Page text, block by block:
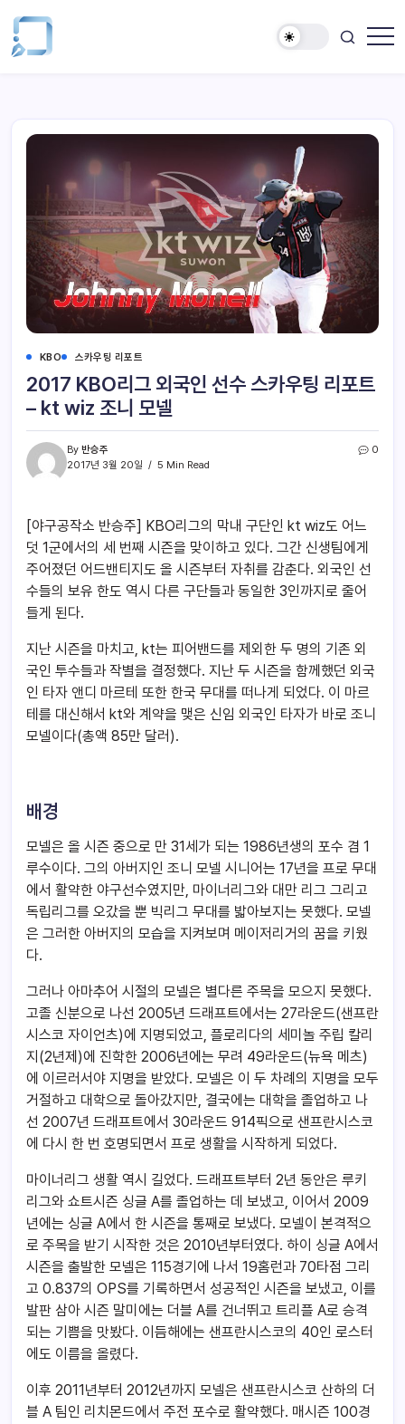
KBO 스카우팅 리포트
2017 KBO리그 외국인 선수 스카우팅 리포트
– kt wiz 조니 모넬
By 반승주
2017년 3월 20일
5 Min Read
0
[야구공작소 반승주] KBO리그의 막내 구단인 kt wiz도 어느
덧 1군에서의 세 번째 시즌을 맞이하고 있다. 그간 신생팀에게
주어졌던 어드밴티지도 올 시즌부터 자취를 감춘다. 외국인 선
수들의 보유 한도 역시 다른 구단들과 동일한 3인까지로 줄어
들게 된다.
지난 시즌을 마치고, kt는 피어밴드를 제외한 두 명의 기존 외
국인 투수들과 작별을 결정했다. 지난 두 시즌을 함께했던 외국
인 타자 앤디 마르테 또한 한국 무대를 떠나게 되었다. 이 마르
테를 대신해서 kt와 계약을 맺은 신임 외국인 타자가 바로 조니
모넬이다(총액 85만 달러).
배경
모넬은 올 시즌 중으로 만 31세가 되는 1986년생의 포수 겸 1
루수이다. 그의 아버지인 조니 모넬 시니어는 17년을 프로 무대
에서 활약한 야구선수였지만, 마이너리그와 대만 리그 그리고
독립리그를 오갔을 뿐 빅리그 무대를 밟아보지는 못했다. 모넬
은 그러한 아버지의 모습을 지켜보며 메이저리거의 꿈을 키웠
다.
그러나 아마추어 시절의 모넬은 별다른 주목을 모으지 못했다.
고졸 신분으로 나선 2005년 드래프트에서는 27라운드(샌프란
시스코 자이언츠)에 지명되었고, 플로리다의 세미놀 주립 칼리
지(2년제)에 진학한 2006년에는 무려 49라운드(뉴욕 메츠)
에 이르러서야 지명을 받았다. 모넬은 이 두 차례의 지명을 모두
거절하고 대학으로 돌아갔지만, 결국에는 대학을 졸업하고 나
선 2007년 드래프트에서 30라운드 914픽으로 샌프란시스코
에 다시 한 번 호명되면서 프로 생활을 시작하게 되었다.
마이너리그 생활 역시 길었다. 드래프트부터 2년 동안은 루키
리그와 쇼트시즌 싱글 A를 졸업하는 데 보냈고, 이어서 2009
년에는 싱글 A에서 한 시즌을 통째로 보냈다. 모넬이 본격적으
로 주목을 받기 시작한 것은 2010년부터였다. 하이 싱글 A에서
시즌을 출발한 모넬은 115경기에 나서 19홈런과 70타점 그리
고 0.837의 OPS를 기록하면서 성공적인 시즌을 보냈고, 이를
발판 삼아 시즌 말미에는 더블 A를 건너뛰고 트리플 A로 승격
되는 기쁨을 맛봤다. 이듬해에는 샌프란시스코의 40인 로스터
에도 이름을 올렸다.
이후 2011년부터 2012년까지 모넬은 샌프란시스코 산하의 더
블 A 팀인 리치몬드에서 주전 포수로 활약했다. 매시즌 100경